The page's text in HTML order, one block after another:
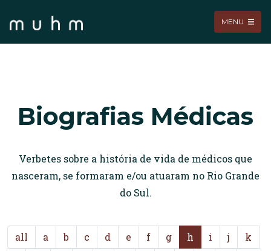
MENU
Biografias Médicas
Verbetes sobre a história de vida de médicos que
nasceram, se formaram e/ou atuaram no Rio Grande
do Sul.
all a b c d e f g h i j
k